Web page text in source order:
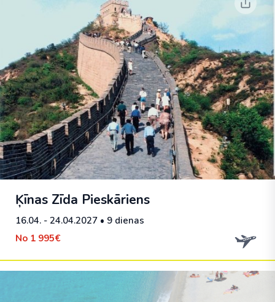
Ķīnas Zīda Pieskāriens
16.04. - 24.04.2027 • 9 dienas
No 1 995€